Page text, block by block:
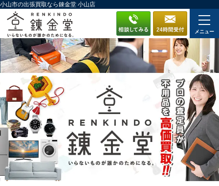
小山市の出張買取なら錬金堂 小山店
メニュー